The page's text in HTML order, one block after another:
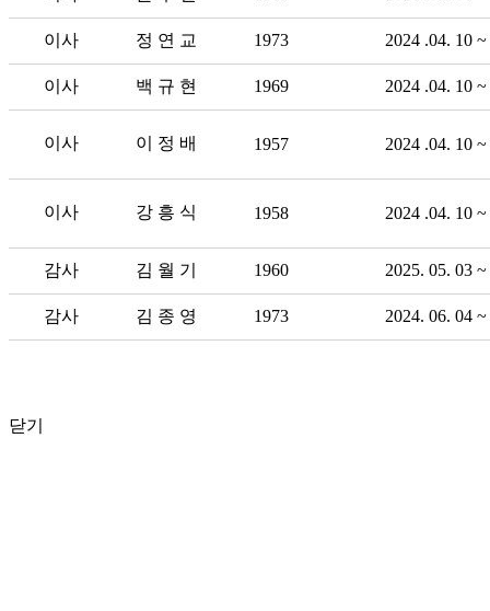
이사 정 연 교 1973 2024 .04. 10
이사 백 규 현 1969 2024 .04. 10
이사 이 정 배 1957 2024 .04. 10
이사 강 흥 식 1958 2024 .04. 10
감사 김 월 기 1960 2025. 05. 03
감사 김 종 영 1973 2024. 06. 04
닫기